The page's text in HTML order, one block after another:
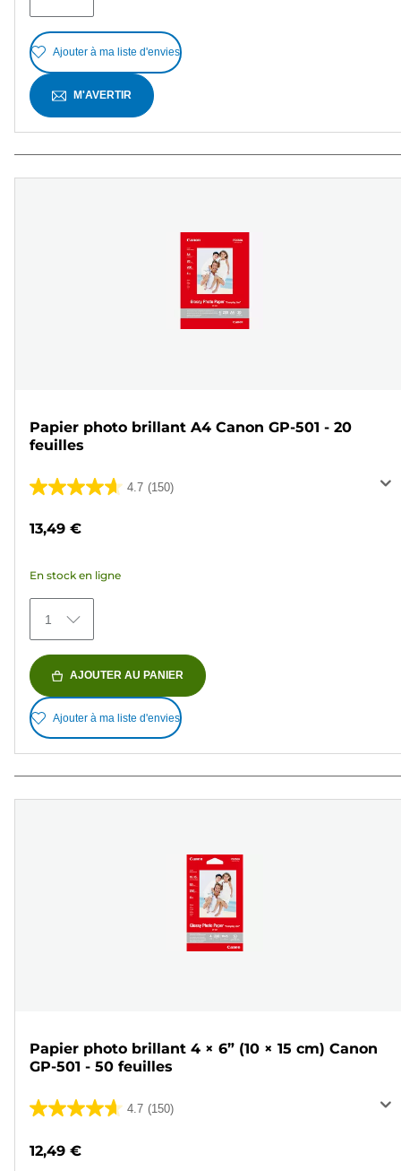
Ajouter à ma liste d'envies
M'AVERTIR
Papier photo brillant A4 Canon GP-501 - 20
feuilles
4.7 (150)
4.7
150
avis
13,49 €
En stock en ligne
1
AJOUTER AU PANIER
Ajouter à ma liste d'envies
Papier photo brillant 4 × 6” (10 × 15 cm) Canon
GP-501 - 50 feuilles
4.7 (150)
4.7
5
12,49 €